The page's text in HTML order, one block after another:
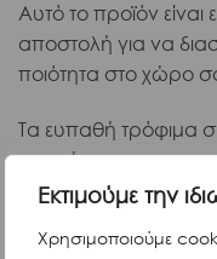
Εκτιμούμε την
Χρησιμοποιούμε
Αυτό το προϊόν είναι
αποστολή για να
ποιότητα στο χώρο
Τα ευπαθή τρόφιμα
αναχώρηση της
θερμοκρασία με μη
τον Covid-19.